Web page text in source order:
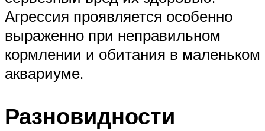
Агрессия проявляется особенно
выраженно при неправильном
кормлении и обитания в маленьком
аквариуме.
Разновидности